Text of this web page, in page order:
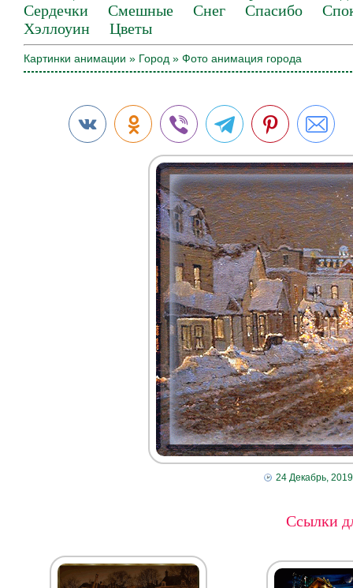
Сердечки
Смешные Снег Спасибо
Хэллоуин
Цветы
Картинки анимации » Город » Фото анимация города
24 Декабрь, 2019
Ссылки